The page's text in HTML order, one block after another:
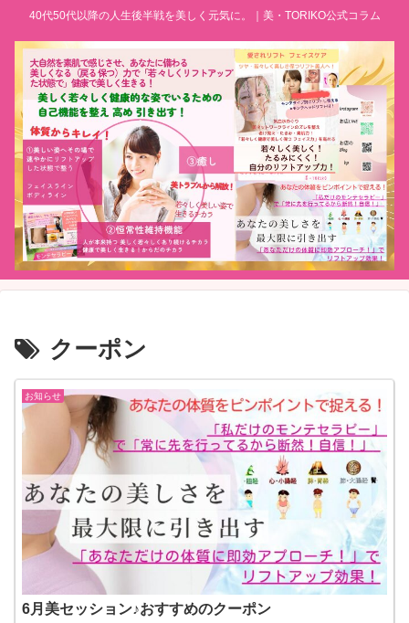
40代50代以降の人生後半戦を美しく元気に。｜美・TORIKO公式コラム
クーポン
お知らせ
6月美セッション♪おすすめのクーポン